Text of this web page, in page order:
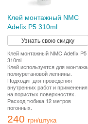
Клей монтажный NMC
Adefix P5 310ml
Узнать свою скидку
Клей монтажный NMC Adefix P5
310ml
Клей используется для монтажа
полиуретановой лепнины.
Подходит для проведения
внутренних работ и применения
на пористых поверхностях.
Расход тюбика 12 метров
погонных.
240 грн/штука